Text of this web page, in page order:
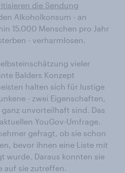
die Sendung
Alkoholkonsum - an
15.000 Menschen pro Jahr
- verharmlosen.
vieler
Balders Konzept
halten sich für lustige
- zwei Eigenschaften,
unvorteilhaft sind. Das
YouGov-Umfrage.
gefragt, ob sie schon
bevor ihnen eine Liste mit
wurde. Daraus konnten sie
auf sie zutreffen.